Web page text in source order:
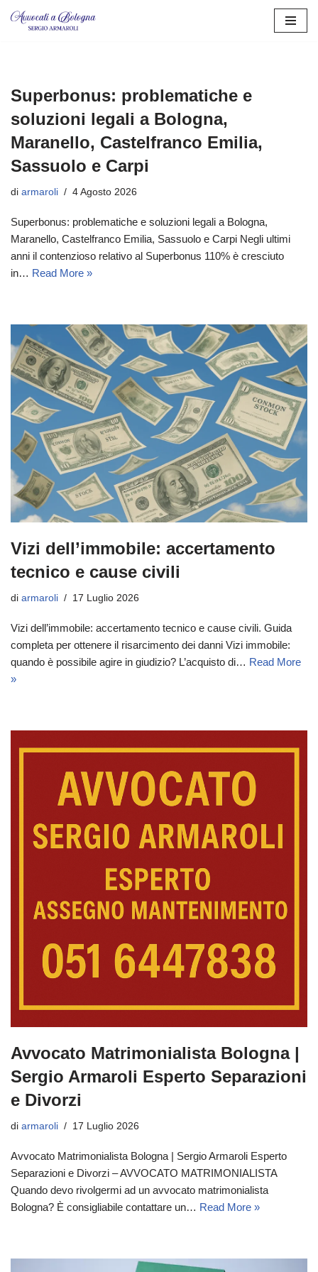
Superbonus: problematiche e
soluzioni legali a Bologna,
Maranello, Castelfranco Emilia,
Sassuolo e Carpi
di armaroli 4 Agosto 2026
Superbonus: problematiche e soluzioni legali a Bologna,
Maranello, Castelfranco Emilia, Sassuolo e Carpi Negli ultimi
anni il contenzioso relativo al Superbonus 110% è cresciuto
in… Read More »
Vizi dell’immobile: accertamento
tecnico e cause civili
di armaroli 17 Luglio 2026
Vizi dell’immobile: accertamento tecnico e cause civili. Guida
completa per ottenere il risarcimento dei danni Vizi immobile:
quando è possibile agire in giudizio? L’acquisto di… Read More
»
Avvocato Matrimonialista Bologna |
Sergio Armaroli Esperto Separazioni
e Divorzi
di armaroli 17 Luglio 2026
Avvocato Matrimonialista Bologna | Sergio Armaroli Esperto
Separazioni e Divorzi – AVVOCATO MATRIMONIALISTA
Quando devo rivolgermi ad un avvocato matrimonialista
Bologna? È consigliabile contattare un… Read More »